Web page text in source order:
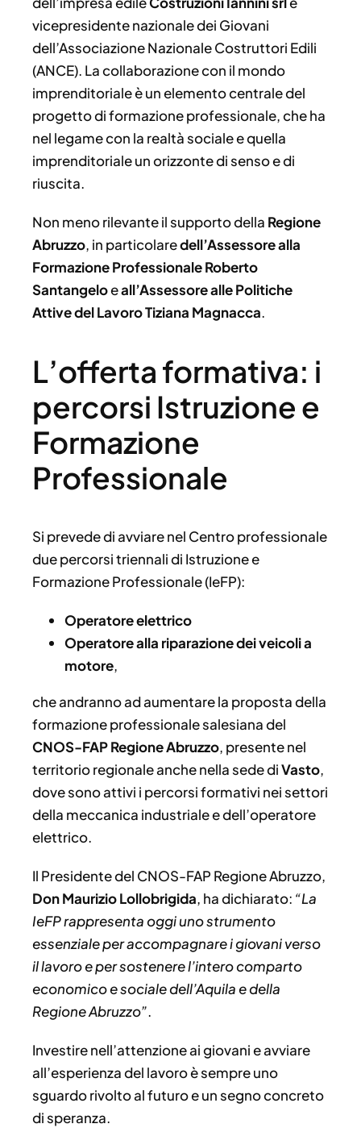
vicepresidente nazionale dei Giovani
dell’Associazione Nazionale Costruttori Edili
(ANCE). La collaborazione con il mondo
imprenditoriale è un elemento centrale del
progetto di formazione professionale, che ha
nel legame con la realtà sociale e quella
imprenditoriale un orizzonte di senso e di
riuscita.
Non meno rilevante il supporto della Regione
Abruzzo, in particolaredell’Assessore alla
Formazione Professionale Roberto
Santangeloeall’Assessore alle Politiche
Attive del Lavoro Tiziana Magnacca.
L’offerta formativa: i
percorsi Istruzione e
Formazione
Professionale
Si prevede di avviare nel Centro professionale
due percorsi triennali di Istruzione e
Formazione Professionale (IeFP):
Operatore elettrico
Operatore alla riparazione dei veicoli a
motore,
che andranno ad aumentare la proposta della
formazione professionale salesiana del
CNOS-FAP Regione Abruzzo, presente nel
territorio regionale anche nella sede diVasto,
dove sono attivi i percorsi formativi nei settori
della meccanica industriale e dell’operatore
elettrico.
Il Presidente del CNOS-FAP Regione Abruzzo,
Don Maurizio Lollobrigida, ha dichiarato: “La
IeFP rappresenta oggi uno strumento
essenziale per accompagnare i giovani verso
il lavoro e per sostenere l’intero comparto
economico e sociale dell’Aquila e della
Regione Abruzzo”.
Investire nell’attenzione ai giovani e avviare
all’esperienza del lavoro è sempre uno
sguardo rivolto al futuro e un segno concreto
di speranza.